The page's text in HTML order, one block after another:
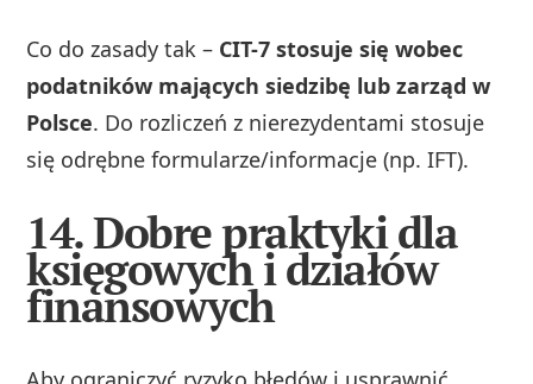
Co do zasady tak – CIT-7 stosuje się wobec
podatników mających siedzibę lub zarząd w
Polsce. Do rozliczeń z nierezydentami stosuje
się odrębne formularze/informacje (np. IFT).
14. Dobre praktyki dla
księgowych i działów
finansowych